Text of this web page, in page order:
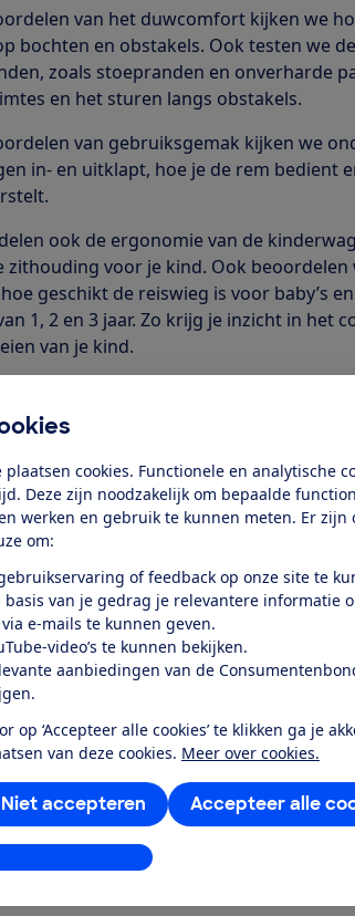
plaatsen cookies. Functionele en analytische
Deze zijn noodzakelijk om bepaalde
werken en gebruik te kunnen meten. Er zijn
om:
of feedback op onze site te
basis van je gedrag je relevantere informatie
e-mails te kunnen geven.
video’s te kunnen bekijken.
aanbiedingen van de
op ‘Accepteer alle cookies’ te klikken ga je
van deze cookies. Meer over cookies.
Accepteer alle
Niet accepteren
aanpassen
toe
van het duwcomfort kijken we
bochten en obstakels. Ook testen we
zoals stoepranden en onverharde
en het sturen langs obstakels.
van gebruiksgemak kijken we
in- en uitklapt, hoe je de rem bedient
ook de ergonomie van de
zithouding voor je kind. Ook
geschikt de reiswieg is voor baby’s
1, 2 en 3 jaar. Zo krijg je inzicht in het
van je kind.
vergelijken we verschillende modellen
het beste past bij jouw situatie.
koopt, zijn er een aantal
aan het gebruik. Ga je vooral de stad
het gewicht en de afmetingen. Een
Een model dat compact inklapt,
op.
handig om te letten op de
groeien mee. Je gebruikt ze eerst
er ook een tweede zitje op plaatsen.
zie je eenvoudig de verschillen
Je vergelijkt op eigenschappen die